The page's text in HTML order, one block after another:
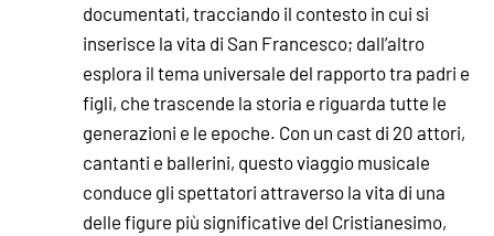
documentati, tracciando il contesto in cui si
inserisce la vita di San Francesco; dall’altro
esplora il tema universale del rapporto tra padri e
figli, che trascende la storia e riguarda tutte le
generazioni e le epoche. Con un cast di 20 attori,
cantanti e ballerini, questo viaggio musicale
conduce gli spettatori attraverso la vita di una
delle figure più significative del Cristianesimo,